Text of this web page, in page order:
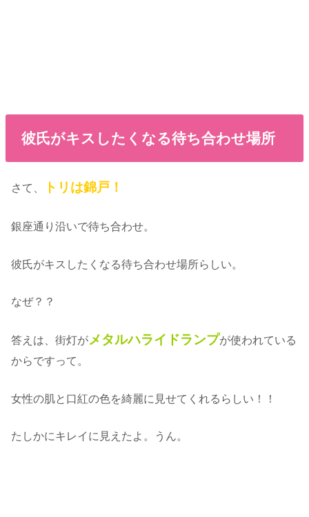
彼氏がキスしたくなる待ち合わせ場所
さて、 トリは錦戸！
銀座通り沿いで待ち合わせ。
彼氏がキスしたくなる待ち合わせ場所らしい。
なぜ？？
答えは、街灯がメタルハライドランプが使われている
からですって。
女性の肌と口紅の色を綺麗に見せてくれるらしい！！
たしかにキレイに見えたよ。うん。